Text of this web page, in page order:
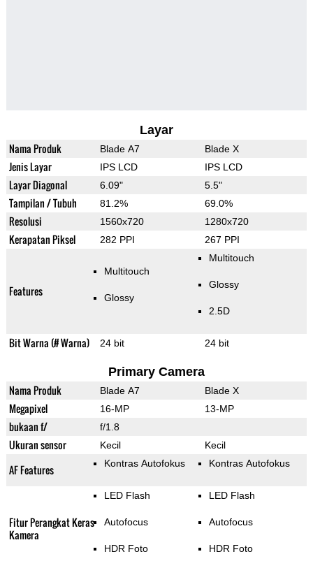
Layar
Nama Produk Blade A7 Blade X
Jenis Layar IPS LCD IPS LCD
Layar Diagonal 6.09" 5.5"
Tampilan / Tubuh 81.2% 69.0%
Resolusi 1560x720 1280x720
Kerapatan Piksel 282 PPI 267 PPI
Features
Multitouch
Glossy
Multitouch
Glossy
2.5D
Bit Warna (# Warna) 24 bit 24 bit
Primary Camera
Nama Produk Blade A7 Blade X
Megapixel 16-MP 13-MP
bukaan f/ f/1.8
Ukuran sensor Kecil Kecil
AF Features Kontras Autofokus Kontras Autofokus
Fitur Perangkat Keras
Kamera
LED Flash
Autofocus
HDR Foto
LED Flash
Autofocus
HDR Foto